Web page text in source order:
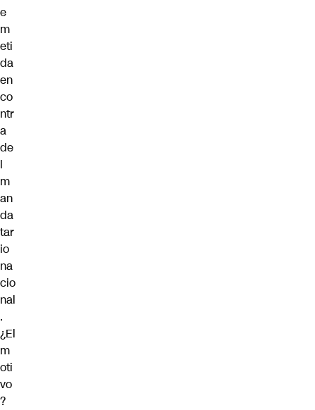
e
m
eti
da
en
co
ntr
a
de
l
m
an
da
tar
io
na
cio
nal
.
¿El
m
oti
vo
?